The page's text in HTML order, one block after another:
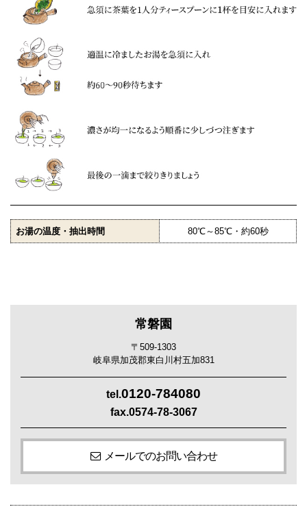
お湯の温度・抽出時間 80℃～85℃・約60秒
常磐園
〒509-1303
岐阜県加茂郡東白川村五加831
tel.0120-784080
fax.0574-78-3067
メールでのお問い合わせ